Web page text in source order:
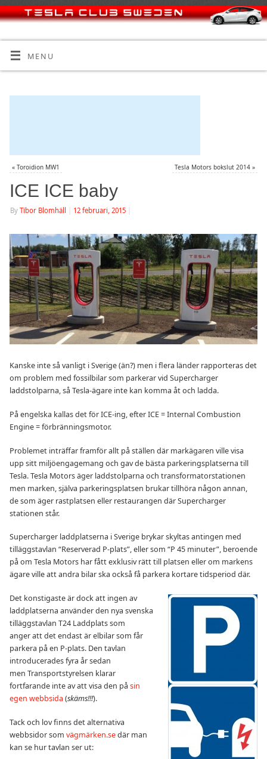
MENU
« Toroidion MW1 Tesla Motors bokslut 2014 »
ICE ICE baby
By Tibor Blomhäll 12 februari, 2015
Kanske inte så vanligt i Sverige (än?) men i flera länder rapporteras det
om problem med fossilbilar som parkerar vid Supercharger
laddstolparna, så Tesla-ägare inte kan komma åt och ladda.
På engelska kallas det för ICE-ing, efter ICE = Internal Combustion
Engine = förbränningsmotor.
Problemet inträffar framför allt på ställen där markägaren ville visa
upp sitt miljöengagemang och gav de bästa parkeringsplatserna till
Tesla. Tesla Motors äger laddstolparna och transformatorstationen
men marken, själva parkeringsplatsen brukar tillhöra någon annan,
de som äger rastplatsen eller restaurangen där Supercharger
stationen står.
Supercharger laddplatserna i Sverige brykar skyltas antingen med
tilläggstavlan “Reserverad P-plats”, eller som “P 45 minuter”, beroende
på om Tesla Motors har fått exklusiv rätt till platsen eller om markens
ägare ville att andra bilar ska också få parkera kortare tidsperiod där.
Det konstigaste är dock att ingen av
laddplatserna använder den nya svenska
tilläggstavlan T24 Laddplats som
anger att det endast är elbilar som får
parkera på en P-plats. Den tavlan
introducerades fyra år sedan
men Transportstyrelsen klarar
fortfarande inte av att visa den på sin
egen webbsida (skäms!!!).
Tack och lov finns det alternativa
webbsidor som vägmärken.sedär man
kan se hur tavlan ser ut: